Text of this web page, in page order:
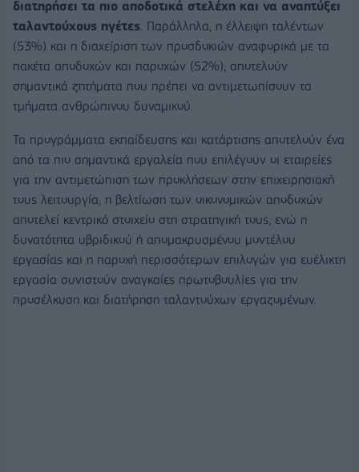
διατηρήσει τα πιο αποδοτικά στελέχη και να αναπτύξει
ταλαντούχους ηγέτες. Παράλληλα, η έλλειψη ταλέντων
(53%) και η διαχείριση των προσδοκιών αναφορικά με τα
πακέτα αποδοχών και παροχών (52%), αποτελούν
σημαντικά ζητήματα που πρέπει να αντιμετωπίσουν τα
τμήματα ανθρώπινου δυναμικού.
Τα προγράμματα εκπαίδευσης και κατάρτισης αποτελούν ένα
από τα πιο σημαντικά εργαλεία που επιλέγουν οι εταιρείες
για την αντιμετώπιση των προκλήσεων στην επιχειρησιακή
τους λειτουργία, η βελτίωση των οικονομικών αποδοχών
αποτελεί κεντρικό στοιχείο στη στρατηγική τους, ενώ η
δυνατότητα υβριδικού ή απομακρυσμένου μοντέλου
εργασίας και η παροχή περισσότερων επιλογών για ευέλικτη
εργασία συνιστούν αναγκαίες πρωτοβουλίες για την
προσέλκυση και διατήρηση ταλαντούχων εργαζομένων.